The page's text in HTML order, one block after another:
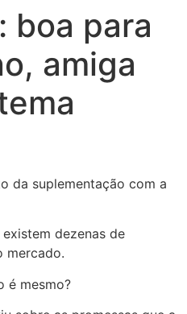
boa para
amiga
da suplementação com a
dezenas de
mercado.
é mesmo?